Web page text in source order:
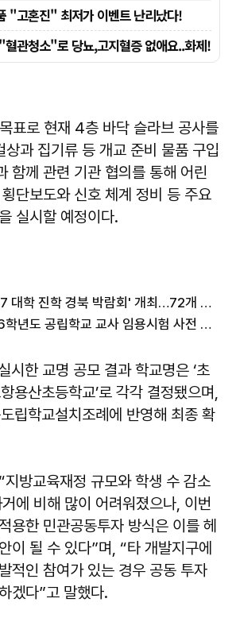
표로 현재 4층 바닥 슬라브 공사를
상과 집기류 등 개교 준비 물품 구입
함께 관련 기관 협의를 통해 어린
단보도와 신호 체계 정비 등 주요
실시할 예정이다.
경북교육청, '2027 대학 진학 경북 박람회' 개최…72개 대학 참가
경북교육청, 2026학년도 공립학교 교사 임용시험 사전 예고
시한 교명 공모 결과 학교명은 ‘초
용산초등학교’로 각각 결정됐으며,
립학교설치조례에 반영해 최종 확
지방교육재정 규모와 학생 수 감소
에 비해 많이 어려워졌으나, 이번
용한 민관공동투자 방식은 이를 헤
이 될 수 있다”며, “타 개발지구에
적인 참여가 있는 경우 공동 투자
겠다”고 말했다.